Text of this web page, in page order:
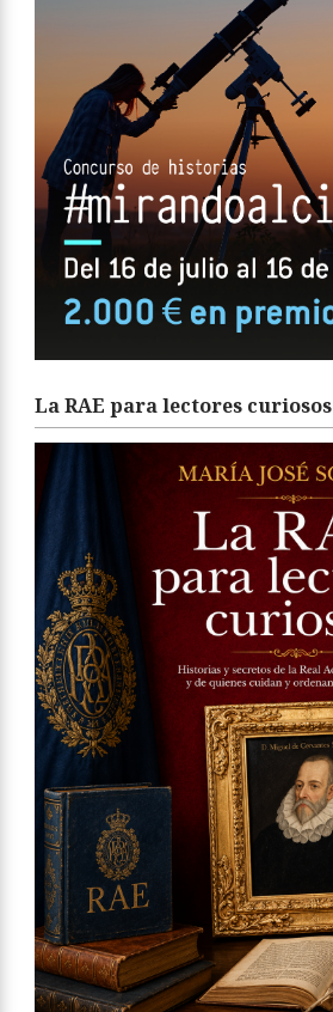
La RAE para lectores curiosos